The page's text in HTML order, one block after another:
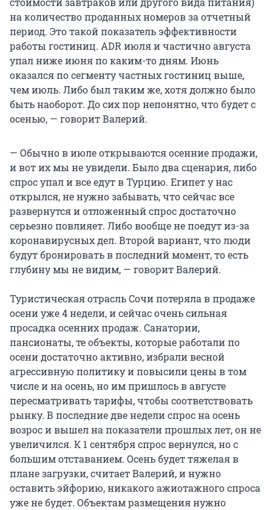
на количество проданных номеров за отчетный
период. Это такой показатель эффективности
работы гостиниц. ADR июля и частично августа
упал ниже июня по каким-то дням. Июнь
оказался по сегменту частных гостиниц выше,
чем июль. Либо был таким же, хотя должно было
быть наоборот. До сих пор непонятно, что будет с
осенью, — говорит Валерий.
— Обычно в июле открываются осенние продажи,
и вот их мы не увидели. Было два сценария, либо
спрос упал и все едут в Турцию. Египет у нас
открылся, не нужно забывать, что сейчас все
развернутся и отложенный спрос достаточно
серьезно повлияет. Либо вообще не поедут из-за
коронавирусных дел. Второй вариант, что люди
будут бронировать в последний момент, то есть
глубину мы не видим, — говорит Валерий.
Туристическая отрасль Сочи потеряла в продаже
осени уже 4 недели, и сейчас очень сильная
просадка осенних продаж. Санатории,
пансионаты, те объекты, которые работали по
осени достаточно активно, избрали весной
агрессивную политику и повысили цены в том
числе и на осень, но им пришлось в августе
пересматривать тарифы, чтобы соответствовать
рынку. В последние две недели спрос на осень
возрос и вышел на показатели прошлых лет, он не
увеличился. К 1 сентября спрос вернулся, но с
большим отставанием. Осень будет тяжелая в
плане загрузки, считает Валерий, и нужно
оставить эйфорию, никакого ажиотажного спроса
уже не будет. Объектам размещения нужно